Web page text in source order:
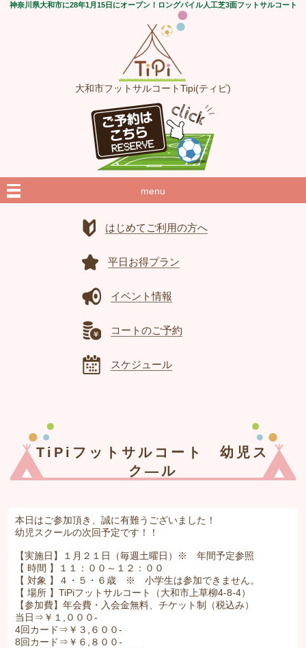
神奈川県大和市に28年1月15日にオープン！ロングパイル人工芝3面フットサルコート
大和市フットサルコートTipi(ティピ)
menu
はじめてご利用の方へ
平日お得プラン
イベント情報
コートのご予約
スケジュール
TiPiフットサルコート 幼児ス
ク―ル
本日はご参加頂き、誠に有難うございました！
幼児スクールの次回予定です！！
【実施日】１月２１日（毎週土曜日）※ 年間予定参照
【 時間 】１１：００～１２：００
【 対象 】４・５・６歳 ※ 小学生は参加できません。
【 場所 】TiPiフットサルコート（大和市上草柳4-8-4）
【参加費】年会費・入会金無料、チケット制（税込み）
当日⇒￥１,０００-
4回カード⇒￥３,６００-
8回カード⇒￥６,８００-